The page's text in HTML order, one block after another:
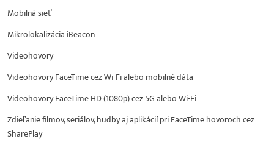
Mobilná sieť
Mikrolokalizácia iBeacon
Videohovory
Videohovory FaceTime cez Wi-Fi alebo mobilné dáta
Videohovory FaceTime HD (1080p) cez 5G alebo Wi-Fi
Zdieľanie filmov, seriálov, hudby aj aplikácií pri FaceTime hovoroch cez
SharePlay